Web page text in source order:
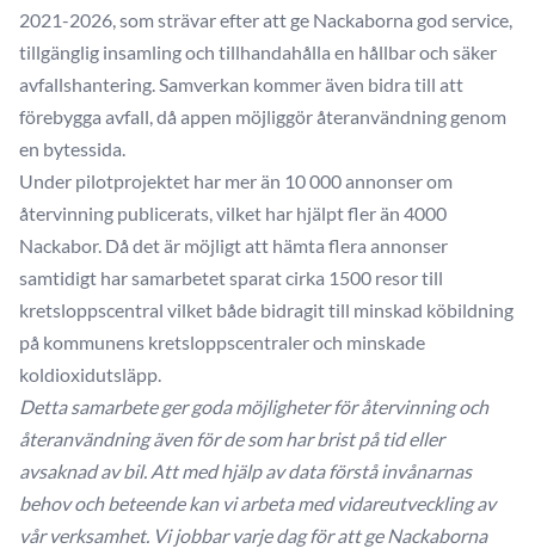
2021-2026, som strävar efter att ge Nackaborna god service,
tillgänglig insamling och tillhandahålla en hållbar och säker
avfallshantering. Samverkan kommer även bidra till att
förebygga avfall, då appen möjliggör återanvändning genom
en bytessida.
Under pilotprojektet har mer än 10 000 annonser om
återvinning publicerats, vilket har hjälpt fler än 4000
Nackabor. Då det är möjligt att hämta flera annonser
samtidigt har samarbetet sparat cirka 1500 resor till
kretsloppscentral vilket både bidragit till minskad köbildning
på kommunens kretsloppscentraler och minskade
koldioxidutsläpp.
Detta samarbete ger goda möjligheter för återvinning och
återanvändning även för de som har brist på tid eller
avsaknad av bil. Att med hjälp av data förstå invånarnas
behov och beteende kan vi arbeta med vidareutveckling av
vår verksamhet. Vi jobbar varje dag för att ge Nackaborna